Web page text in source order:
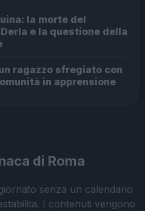
la morte del
e la questione della
ragazzo sfregiato con
in apprensione
di Roma
senza un calendario
I contenuti vengono